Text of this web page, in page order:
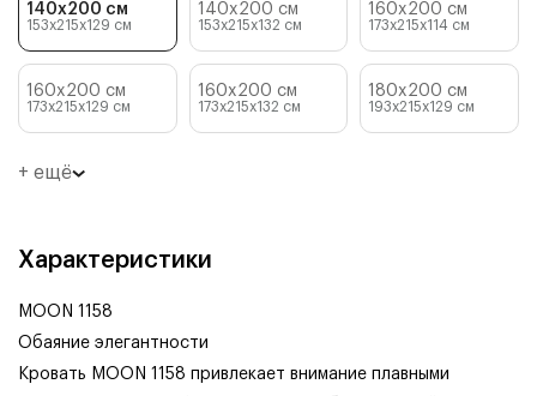
140x200 см
153x215x129 см
140x200 см
153x215x132 см
160x200 см
173x215x114 см
160x200 см
173x215x129 см
160x200 см
173x215x132 см
180x200 см
193x215x129 см
+ ещё
Характеристики
MOON 1158
Обаяние элегантности
Кровать MOON 1158 привлекает внимание плавными